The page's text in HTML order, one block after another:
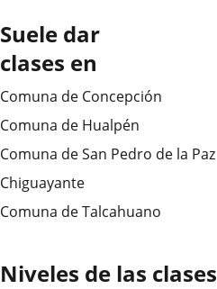
Suele dar
clases en
Comuna de Concepción
Comuna de Hualpén
Comuna de San Pedro de la Paz
Chiguayante
Comuna de Talcahuano
Niveles de las clases